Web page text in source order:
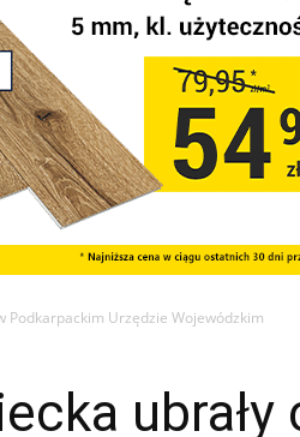
Podkarpackim Urzędzie Wojewódzkim
ubrały